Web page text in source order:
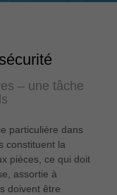
– une tâche
particulière dans
constituent la
pièces, ce qui doit
assortie à
doivent être